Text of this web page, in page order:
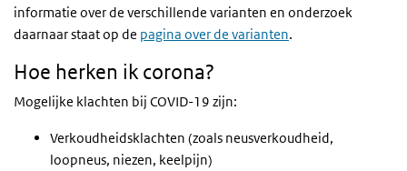
informatie over de verschillende varianten en onderzoek
daarnaar staat op de pagina over de varianten.
Hoe herken ik corona?
Mogelijke klachten bij COVID-19 zijn:
Verkoudheidsklachten (zoals neusverkoudheid,
loopneus, niezen, keelpijn)